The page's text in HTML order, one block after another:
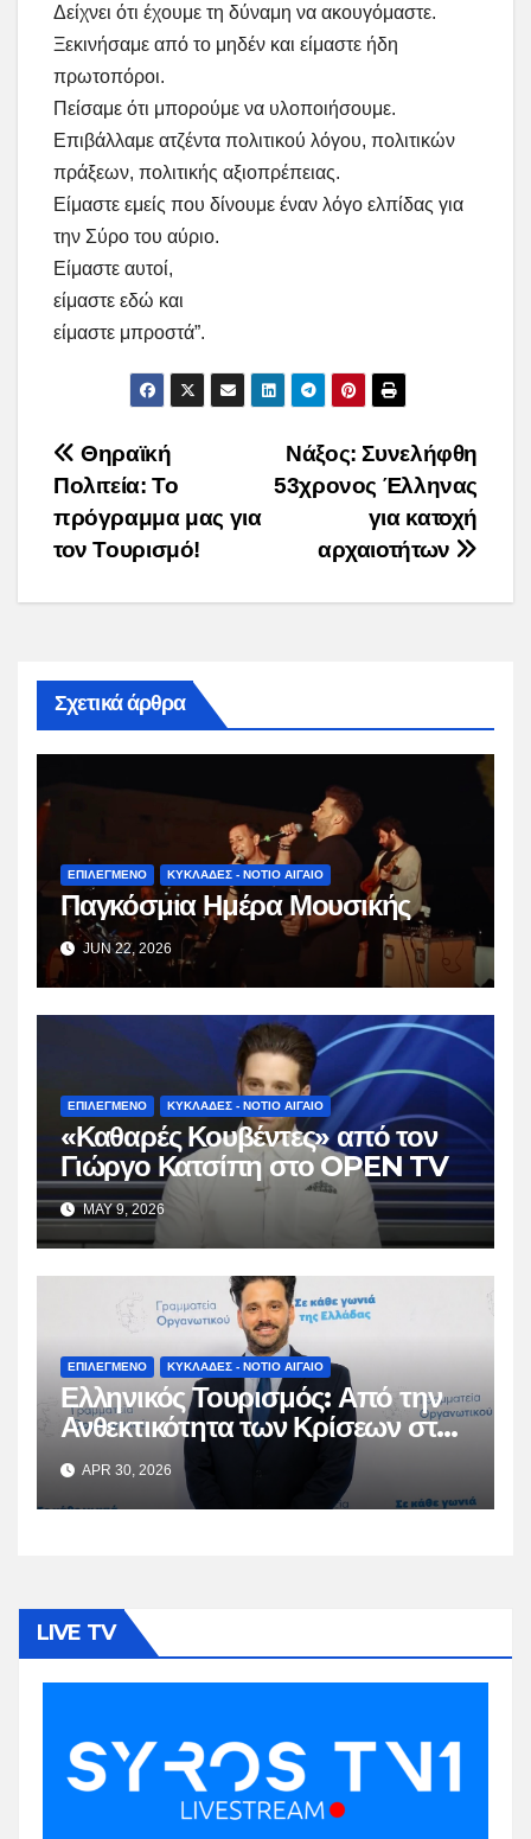
Δείχνει ότι έχουμε τη δύναμη να ακουγόμαστε.
Ξεκινήσαμε από το μηδέν και είμαστε ήδη
πρωτοπόροι.
Πείσαμε ότι μπορούμε να υλοποιήσουμε.
Επιβάλλαμε ατζέντα πολιτικού λόγου, πολιτικών
πράξεων, πολιτικής αξιοπρέπειας.
Είμαστε εμείς που δίνουμε έναν λόγο ελπίδας για
την Σύρο του αύριο.
Είμαστε αυτοί,
είμαστε εδώ και
είμαστε μπροστά”.
Post
navigation
Νάξος: Συνελήφθη
53χρονος Έλληνας
για κατοχή
αρχαιοτήτων
Θηραϊκή
Πολιτεία: Το
πρόγραμμα μας για
τον Τουρισμό!
Σχετικά άρθρα
ΕΠΙΛΕΓΜΕΝΟ ΚΥΚΛΑΔΕΣ - ΝΟΤΙΟ ΑΙΓΑΙΟ
Παγκόσμια Ημέρα Μουσικής
JUN 22, 2026
ΕΠΙΛΕΓΜΕΝΟ ΚΥΚΛΑΔΕΣ - ΝΟΤΙΟ ΑΙΓΑΙΟ
«Καθαρές Κουβέντες» από τον
Γιώργο Κατσίπη στο OPEN TV
MAY 9, 2026
ΕΠΙΛΕΓΜΕΝΟ ΚΥΚΛΑΔΕΣ - ΝΟΤΙΟ ΑΙΓΑΙΟ
Ελληνικός Τουρισμός: Από την
Ανθεκτικότητα των Κρίσεων στη
Βιώσιμη Ωρίμαση
APR 30, 2026
LIVE TV